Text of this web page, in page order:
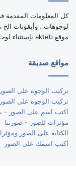
لوجوهات ، وأيقونات الخ
موقع akteb بإستثناء لوجو وأيقون akteb.
مواقع صديقة
تركيب الوجوه على
تركيب الوجوه على الصور
اكتب اسم على الصور -
مؤثرات للصور - صورتنا
الكتابة على الصور
أكتب اسمك على الصور